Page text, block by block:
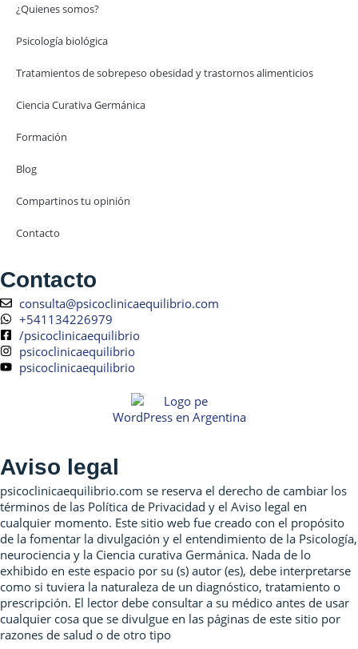
¿Quienes somos?
Psicología biológica
Tratamientos de sobrepeso obesidad y trastornos alimenticios
Ciencia Curativa Germánica
Formación
Blog
Compartinos tu opinión
Contacto
Contacto
consulta@psicoclinicaequilibrio.com
+541134226979
/psicoclinicaequilibrio
psicoclinicaequilibrio
psicoclinicaequilibrio
WordPress en Argentina
Aviso legal
psicoclinicaequilibrio.com se reserva el derecho de cambiar los
términos de las Política de Privacidad y el Aviso legal en
cualquier momento. Este sitio web fue creado con el propósito
de la fomentar la divulgación y el entendimiento de la Psicología,
neurociencia y la Ciencia curativa Germánica. Nada de lo
exhibido en este espacio por su (s) autor (es), debe interpretarse
como si tuviera la naturaleza de un diagnóstico, tratamiento o
prescripción. El lector debe consultar a su médico antes de usar
cualquier cosa que se divulgue en las páginas de este sitio por
razones de salud o de otro tipo